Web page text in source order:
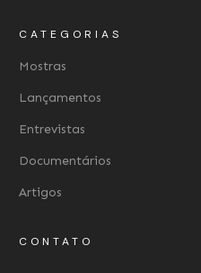
CATEGORIAS
Mostras
Lançamentos
Entrevistas
Documentários
Artigos
CONTATO